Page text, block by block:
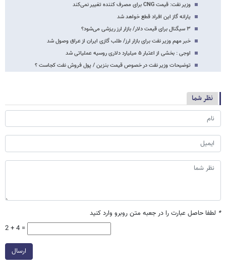
وزیر نفت: قیمت CNG برای مصرف‌ کننده تغییر نمی‌کند
یارانه گاز این افراد قطع خواهد شد
۳ سیگنال برای قیمت دلار/ بازار ارز ریزشی می‌شود؟
خبر مهم وزیر نفت برای بازار ارز/ طلب گازی ایران از عراق وصول شد
اوجی : بخشی از اعتبار ۵ میلیارد دلاری روسیه عملیاتی شد
توضیحات وزیر نفت در خصوص قیمت بنزین / پول فروش نفت کجاست ؟
نظر شما
* لطفا حاصل عبارت را در جعبه متن روبرو وارد کنید
2 + 4 =
ارسال